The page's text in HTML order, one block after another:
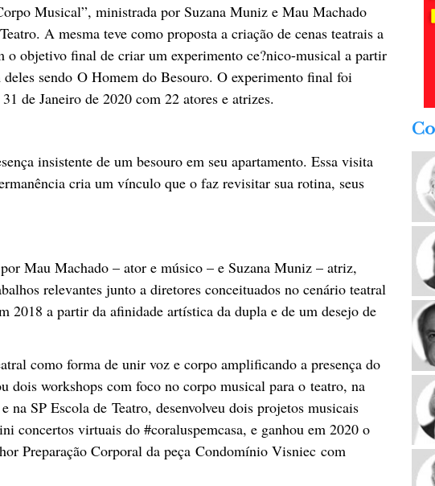
Musical”, ministrada por Suzana Muniz e Mau Machado
A mesma teve como proposta a criação de cenas teatrais a
o objetivo final de criar um experimento ce?nico-musical a partir
sendo O Homem do Besouro. O experimento final foi
de Janeiro de 2020 com 22 atores e atrizes.
insistente de um besouro em seu apartamento. Essa visita
cria um vínculo que o faz revisitar sua rotina, seus
Mau Machado – ator e músico – e Suzana Muniz – atriz,
relevantes junto a diretores conceituados no cenário teatral
2018 a partir da afinidade artística da dupla e de um desejo de
como forma de unir voz e corpo amplificando a presença do
dois workshops com foco no corpo musical para o teatro, na
SP Escola de Teatro, desenvolveu dois projetos musicais
concertos virtuais do #coraluspemcasa, e ganhou em 2020 o
Preparação Corporal da peça Condomínio Visniec com